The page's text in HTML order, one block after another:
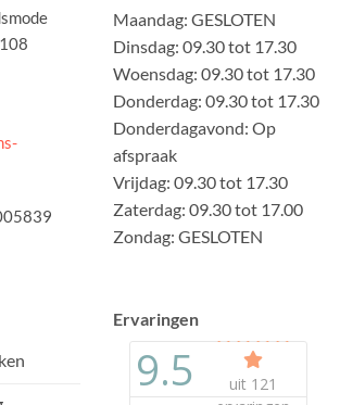
Maandag: GESLOTEN
Dinsdag: 09.30 tot 17.30
Woensdag: 09.30 tot 17.30
Donderdag: 09.30 tot 17.30
Donderdagavond: Op
afspraak
Vrijdag: 09.30 tot 17.30
Zaterdag: 09.30 tot 17.00
Zondag: GESLOTEN
Ervaringen